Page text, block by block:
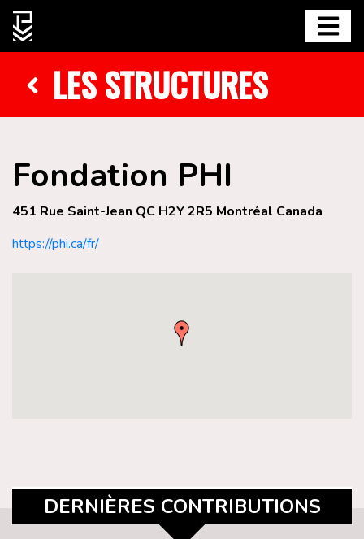
LES STRUCTURES
Fondation PHI
451 Rue Saint-Jean QC H2Y 2R5 Montréal Canada
https://phi.ca/fr/
DERNIÈRES CONTRIBUTIONS